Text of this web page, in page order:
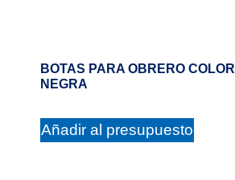
BOTAS PARA OBRERO COLOR
NEGRA
Añadir al presupuesto